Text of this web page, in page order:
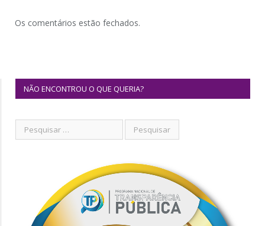
Os comentários estão fechados.
NÃO ENCONTROU O QUE QUERIA?